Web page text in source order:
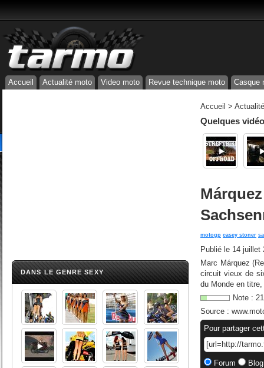
Accueil Actualité moto Video moto Revue technique moto Casque
DANS LE GENRE SEXY
Accueil >
Quelques
motogp casey stoner
Publié le 14 juillet
Marc Márquez
circuit vieux de
du Monde en
Note : 21
Source :
Pour partager
Forum